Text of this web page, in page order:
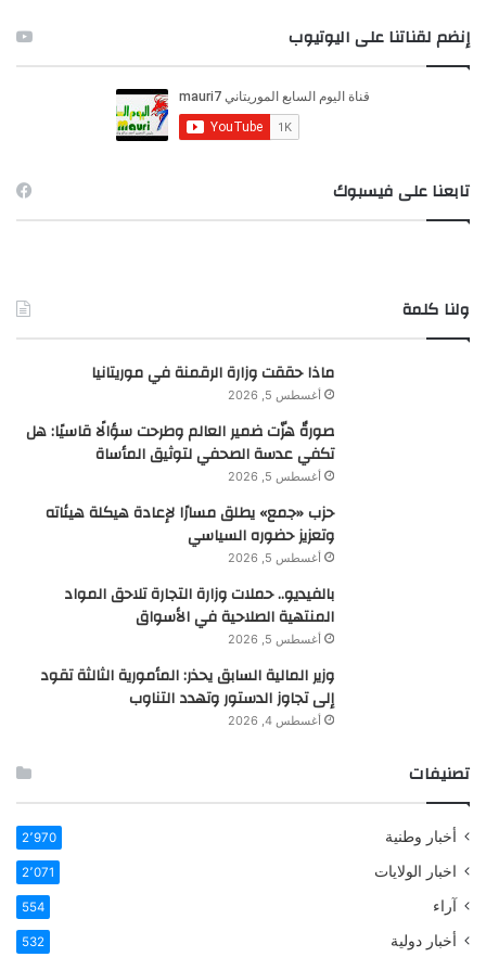
ن
:
إنضم لقناتنا على اليوتيوب
تابعنا على فيسبوك
ولنا كلمة
ماذا حققت وزارة الرقمنة في موريتانيا
أغسطس 5, 2026
صورةٌ هزّت ضمير العالم وطرحت سؤالًا قاسيًا: هل
تكفي عدسة الصحفي لتوثيق المأساة
أغسطس 5, 2026
حزب «جمع» يطلق مسارًا لإعادة هيكلة هيئاته
وتعزيز حضوره السياسي
أغسطس 5, 2026
بالفيديو.. حملات وزارة التجارة تلاحق المواد
المنتهية الصلاحية في الأسواق
أغسطس 5, 2026
وزير المالية السابق يحذر: المأمورية الثالثة تقود
إلى تجاوز الدستور وتهدد التناوب
أغسطس 4, 2026
تصنيفات
أخبار وطنية 2٬970
اخبار الولايات 2٬071
آراء 554
أخبار دولية 532